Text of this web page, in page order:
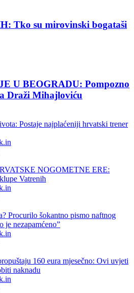
Tko su mirovinski bogataši
U BEOGRADU: Pompozno
Draži Mihajloviću
Postaje najplaćeniji hrvatski trener
NOGOMETNE ERE:
Vatrenih
Procurilo šokantno pismo naftnog
je nezapamćeno”
160 eura mjesečno: Ovi uvjeti
naknadu